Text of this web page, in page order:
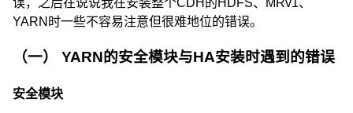
误，之后在说说我在安装整个CDH的HDFS、MRv1、
YARN时一些不容易注意但很难地位的错误。
（一） YARN的安全模块与HA安装时遇到的错误
安全模块